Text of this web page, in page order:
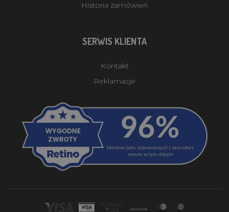
Historia zamówień
SERWIS KLIENTA
Kontakt
Reklamacje